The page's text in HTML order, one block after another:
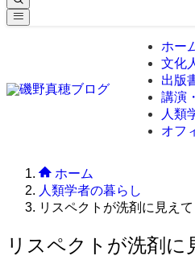
ホー
文化
出版
講演
人類
オフ
ホーム
人類学者の暮らし
リスペクトが洗剤に見えて
リスペクトが洗剤に